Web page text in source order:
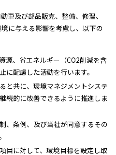
車及び部品販売、整備、修理、
に与える影響を考慮し、以下の
源、省エネルギー（CO2削減を含
に配慮した活動を行います。
と共に、環境マネジメントシステ
続的に改善できるように推進しま
、条例、及び当社が同意するその
目に対して、環境目標を設定し取